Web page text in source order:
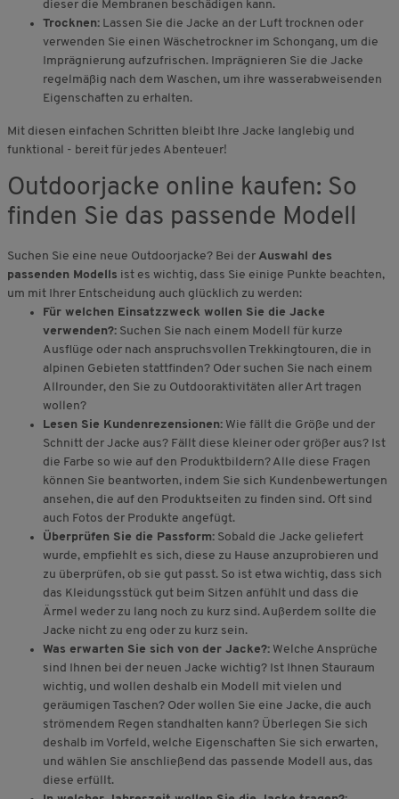
dieser die Membranen beschädigen kann.
Trocknen: Lassen Sie die Jacke an der Luft trocknen oder
verwenden Sie einen Wäschetrockner im Schongang, um die
Imprägnierung aufzufrischen. Imprägnieren Sie die Jacke
regelmäßig nach dem Waschen, um ihre wasserabweisenden
Eigenschaften zu erhalten.
Mit diesen einfachen Schritten bleibt Ihre Jacke langlebig und
funktional - bereit für jedes Abenteuer!
Outdoorjacke online kaufen: So
finden Sie das passende Modell
Suchen Sie eine neue Outdoorjacke? Bei der Auswahl des
passenden Modells ist es wichtig, dass Sie einige Punkte beachten,
um mit Ihrer Entscheidung auch glücklich zu werden:
Für welchen Einsatzzweck wollen Sie die Jacke
verwenden?: Suchen Sie nach einem Modell für kurze
Ausflüge oder nach anspruchsvollen Trekkingtouren, die in
alpinen Gebieten stattfinden? Oder suchen Sie nach einem
Allrounder, den Sie zu Outdooraktivitäten aller Art tragen
wollen?
Lesen Sie Kundenrezensionen: Wie fällt die Größe und der
Schnitt der Jacke aus? Fällt diese kleiner oder größer aus? Ist
die Farbe so wie auf den Produktbildern? Alle diese Fragen
können Sie beantworten, indem Sie sich Kundenbewertungen
ansehen, die auf den Produktseiten zu finden sind. Oft sind
auch Fotos der Produkte angefügt.
Überprüfen Sie die Passform: Sobald die Jacke geliefert
wurde, empfiehlt es sich, diese zu Hause anzuprobieren und
zu überprüfen, ob sie gut passt. So ist etwa wichtig, dass sich
das Kleidungsstück gut beim Sitzen anfühlt und dass die
Ärmel weder zu lang noch zu kurz sind. Außerdem sollte die
Jacke nicht zu eng oder zu kurz sein.
Was erwarten Sie sich von der Jacke?: Welche Ansprüche
sind Ihnen bei der neuen Jacke wichtig? Ist Ihnen Stauraum
wichtig, und wollen deshalb ein Modell mit vielen und
geräumigen Taschen? Oder wollen Sie eine Jacke, die auch
strömendem Regen standhalten kann? Überlegen Sie sich
deshalb im Vorfeld, welche Eigenschaften Sie sich erwarten,
und wählen Sie anschließend das passende Modell aus, das
diese erfüllt.